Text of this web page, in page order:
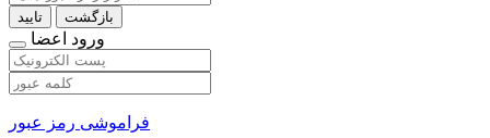
تایید بازگشت
ورود اعضا
فراموشی رمز عبور